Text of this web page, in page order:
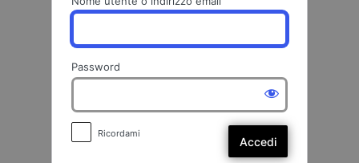
Password
Ricordami